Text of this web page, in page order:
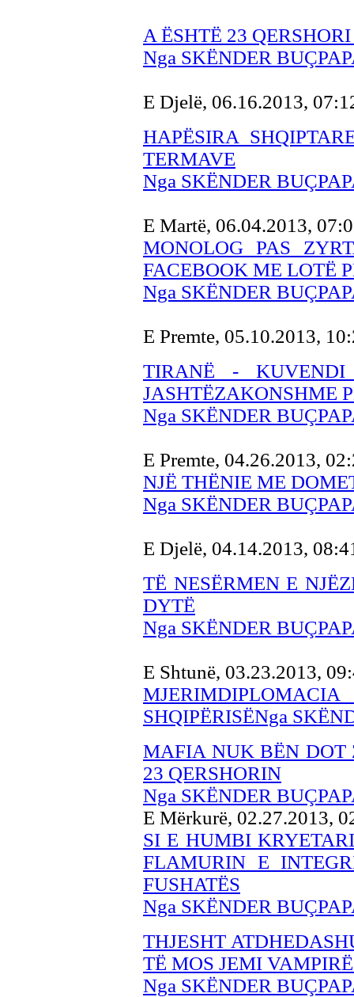
A ËSHTË 23
Nga SKËNDER
E Djelë, 06.16.2013,
HAPËSIRA
TERMAVE
Nga SKËNDER
E Martë, 06.04.2013,
MONOLOG PAS
FACEBOOK ME LOTË
Nga SKËNDER
E Premte, 05.10.2013,
TIRANË -
JASHTËZAKONSHME
Nga SKËNDER
E Premte, 04.26.2013,
NJË THËNIE ME
Nga SKËNDER
E Djelë, 04.14.2013,
TË NESËRMEN E
DYTË
Nga SKËNDER
E Shtunë, 03.23.2013,
SHQIPËRISËNga
MAFIA NUK BËN DOT
23 QERSHORIN
Nga SKËNDER
E Mërkurë, 02.27.2013,
SI E HUMBI
FLAMURIN E
FUSHATËS
Nga SKËNDER
THJESHT
TË MOS JEMI
Nga SKËNDER